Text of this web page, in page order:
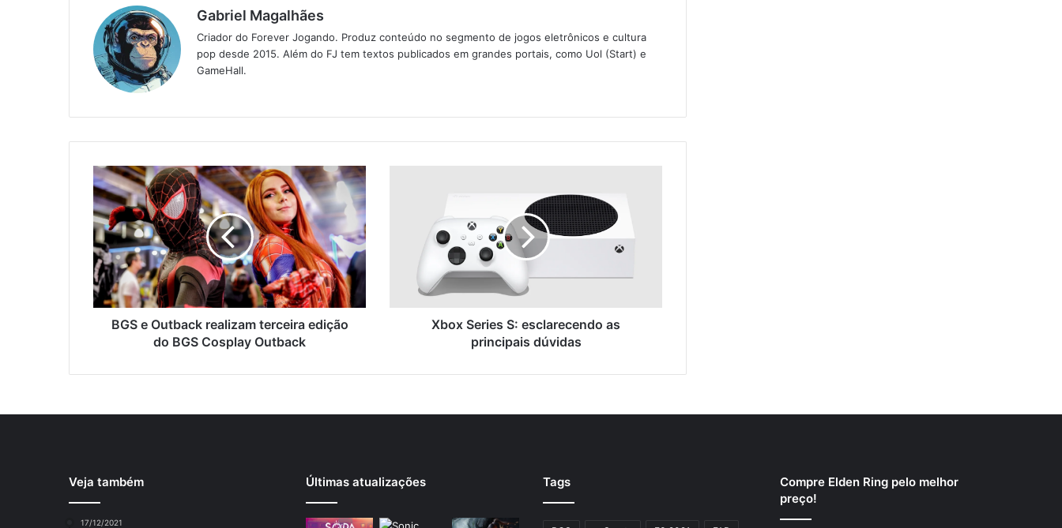
Gabriel Magalhães
Criador do Forever Jogando. Produz conteúdo no segmento de jogos eletrônicos e cultura
pop desde 2015. Além do FJ tem textos publicados em grandes portais, como Uol (Start) e
GameHall.
BGS e Outback realizam terceira edição
do BGS Cosplay Outback
Xbox Series S: esclarecendo as
principais dúvidas
Veja também
17/12/2021
Últimas atualizações Tags
Compre Elden Ring pelo melhor
preço!